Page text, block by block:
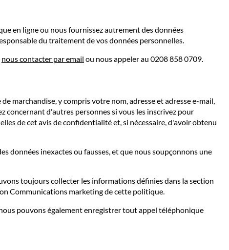
en ligne ou nous fournissez autrement des données
du traitement de vos données personnelles.
nous contacter par email ou nous appeler au 0208 858 0709.
marchandise, y compris votre nom, adresse et adresse e-mail,
concernant d'autres personnes si vous les inscrivez pour
de cet avis de confidentialité et, si nécessaire, d'avoir obtenu
données inexactes ou fausses, et que nous soupçonnons une
toujours collecter les informations définies dans la section
Communications marketing de cette politique.
pouvons également enregistrer tout appel téléphonique